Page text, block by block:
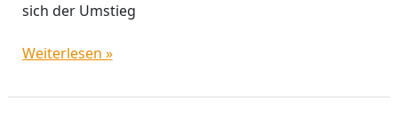
sich der Umstieg
Weiterlesen »